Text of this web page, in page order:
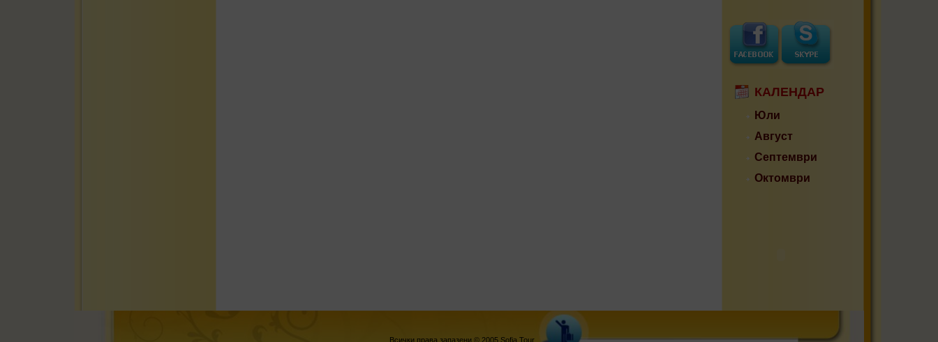
КАЛЕНДАР
Юли
Август
Септември
Октомври
Всички права запазени © 2005 Sofia Tour